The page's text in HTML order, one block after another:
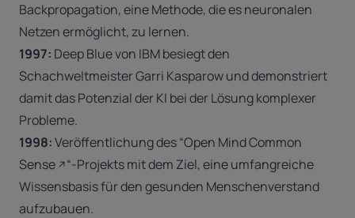
Backpropagation, eine Methode, die es neuronalen
Netzen ermöglicht, zu lernen.
1997: Deep Blue von IBM besiegt den
Schachweltmeister Garri Kasparow und demonstriert
damit das Potenzial der KI bei der Lösung komplexer
Probleme.
1998:Veröffentlichung des “Open Mind Common
Sense
“-Projekts mit dem Ziel, eine umfangreiche
Wissensbasis für den gesunden Menschenverstand
aufzubauen.